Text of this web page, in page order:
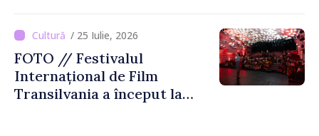
Biblioteca Națională
/ 25 Iulie, 2026
FOTO // Festivalul
Internațional de Film
Transilvania a început la